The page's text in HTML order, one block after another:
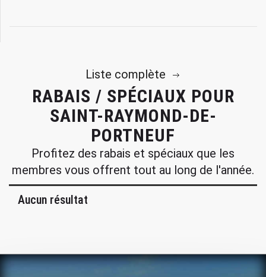
Liste complète
RABAIS / SPÉCIAUX POUR
SAINT-RAYMOND-DE-
PORTNEUF
Profitez des rabais et spéciaux que les
membres vous offrent tout au long de l'année.
Aucun résultat